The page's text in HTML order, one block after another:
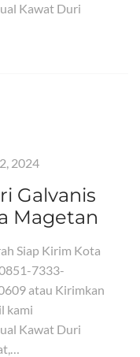
Kawat Duri
2024
Galvanis
Magetan
Siap Kirim Kota
7333-
atau Kirimkan
kami
Kawat Duri